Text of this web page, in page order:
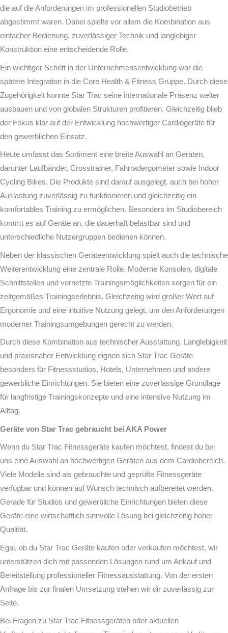
die auf die Anforderungen im professionellen Studiobetrieb
abgestimmt waren. Dabei spielte vor allem die Kombination aus
einfacher Bedienung, zuverlässiger Technik und langlebiger
Konstruktion eine entscheidende Rolle.
Ein wichtiger Schritt in der Unternehmensentwicklung war die
spätere Integration in die Core Health & Fitness Gruppe. Durch diese
Zugehörigkeit konnte Star Trac seine internationale Präsenz weiter
ausbauen und von globalen Strukturen profitieren. Gleichzeitig blieb
der Fokus klar auf der Entwicklung hochwertiger Cardiogeräte für
den gewerblichen Einsatz.
Heute umfasst das Sortiment eine breite Auswahl an Geräten,
darunter Laufbänder, Crosstrainer, Fahrradergometer sowie Indoor
Cycling Bikes. Die Produkte sind darauf ausgelegt, auch bei hoher
Auslastung zuverlässig zu funktionieren und gleichzeitig ein
komfortables Training zu ermöglichen. Besonders im Studiobereich
kommt es auf Geräte an, die dauerhaft belastbar sind und
unterschiedliche Nutzergruppen bedienen können.
Neben der klassischen Geräteentwicklung spielt auch die technische
Weiterentwicklung eine zentrale Rolle. Moderne Konsolen, digitale
Schnittstellen und vernetzte Trainingsmöglichkeiten sorgen für ein
zeitgemäßes Trainingserlebnis. Gleichzeitig wird großer Wert auf
Ergonomie und eine intuitive Nutzung gelegt, um den Anforderungen
moderner Trainingsumgebungen gerecht zu werden.
Durch diese Kombination aus technischer Ausstattung, Langlebigkeit
und praxisnaher Entwicklung eignen sich Star Trac Geräte
besonders für Fitnessstudios, Hotels, Unternehmen und andere
gewerbliche Einrichtungen. Sie bieten eine zuverlässige Grundlage
für langfristige Trainingskonzepte und eine intensive Nutzung im
Alltag.
Geräte von Star Trac gebraucht bei AKA Power
Wenn du Star Trac Fitnessgeräte kaufen möchtest, findest du bei
uns eine Auswahl an hochwertigen Geräten aus dem Cardiobereich.
Viele Modelle sind als gebrauchte und geprüfte Fitnessgeräte
verfügbar und können auf Wunsch technisch aufbereitet werden.
Gerade für Studios und gewerbliche Einrichtungen bieten diese
Geräte eine wirtschaftlich sinnvolle Lösung bei gleichzeitig hoher
Qualität.
Egal, ob du Star Trac Geräte kaufen oder verkaufen möchtest, wir
unterstützen dich mit passenden Lösungen rund um Ankauf und
Bereitstellung professioneller Fitnessausstattung. Von der ersten
Anfrage bis zur finalen Umsetzung stehen wir dir zuverlässig zur
Seite.
Bei Fragen zu Star Trac Fitnessgeräten oder aktuellen